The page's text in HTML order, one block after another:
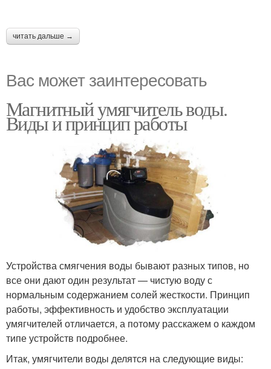
читать дальше →
Вас может заинтересовать
Магнитный умягчитель воды.
Виды и принцип работы
Устройства смягчения воды бывают разных типов, но
все они дают один результат — чистую воду с
нормальным содержанием солей жесткости. Принцип
работы, эффективность и удобство эксплуатации
умягчителей отличается, а потому расскажем о каждом
типе устройств подробнее.
Итак, умягчители воды делятся на следующие виды: